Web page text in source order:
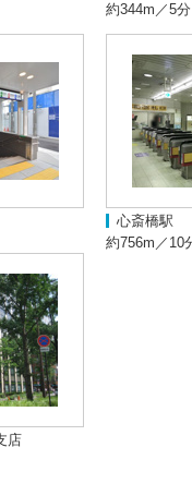
約344m／5分
心斎橋駅
約756m／10
店